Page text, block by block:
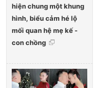
hiện chung một khung
hình, biểu cảm hé lộ
mối quan hệ mẹ kế -
con chồng